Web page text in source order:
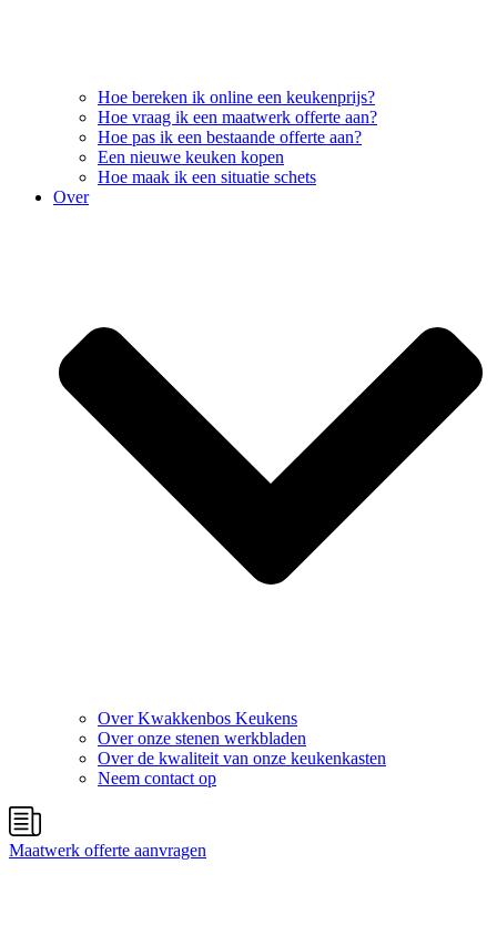
Hoe bereken ik online een keukenprijs?
Hoe vraag ik een maatwerk offerte aan?
Hoe pas ik een bestaande offerte aan?
Een nieuwe keuken kopen
Hoe maak ik een situatie schets
Over
Over Kwakkenbos Keukens
Over onze stenen werkbladen
Over de kwaliteit van onze keukenkasten
Neem contact op
Maatwerk offerte aanvragen